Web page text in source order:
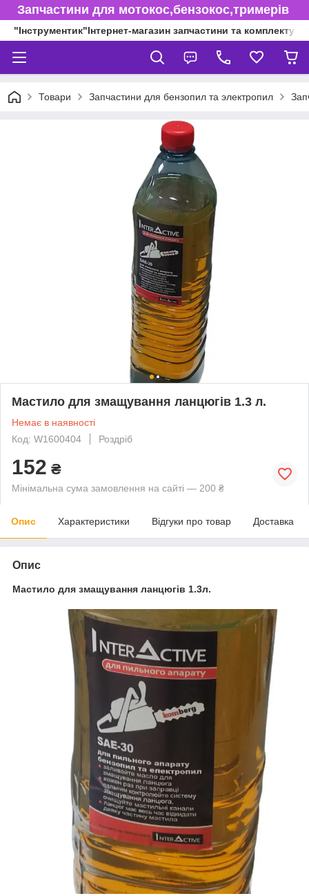
Запчастини для мотокос,бензокос,тримерів
"Інструментик"Інтернет-магазин запчастини та
Товари Запчастини для бензопил та электропил
Мастило для змащування ланцюгів 1.3 л.
Немає в наявності
Код: W1600404
Роздріб
152 ₴
Мінімальна сума замовлення на сайті — 200 ₴
Опис Характеристики Відгуки про товар Доставка
Опис
Мастило для змащування ланцюгів 1.3л.